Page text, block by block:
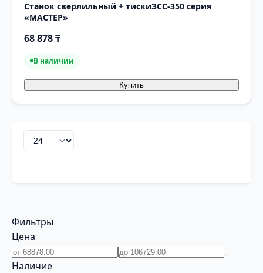
Станок сверлильный + тискиЗСС-350 серия
«МАСТЕР»
68 878 ₸
В наличии
Купить
Фильтры
Цена
Наличие